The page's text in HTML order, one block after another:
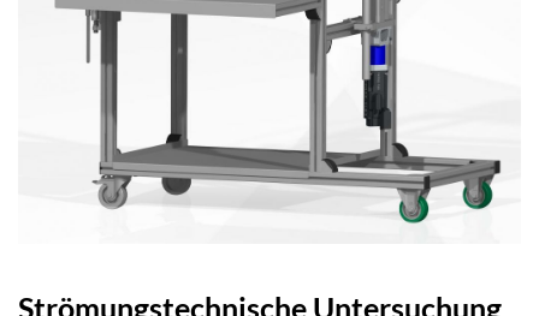
Strömungstechnische Untersuchung